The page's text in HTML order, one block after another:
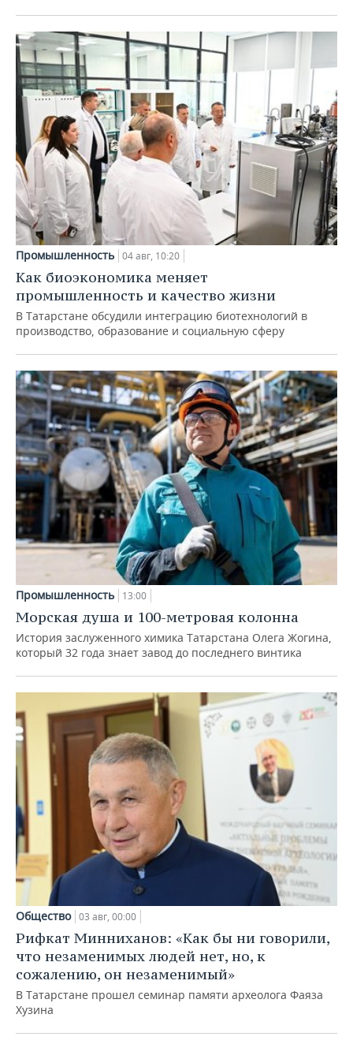
Промышленность 04 авг, 10:20
Как биоэкономика меняет
промышленность и качество жизни
В Татарстане обсудили интеграцию биотехнологий в
производство, образование и социальную сферу
Промышленность 13:00
Морская душа и 100-метровая колонна
История заслуженного химика Татарстана Олега Жогина,
который 32 года знает завод до последнего винтика
Общество 03 авг, 00:00
Рифкат Минниханов: «Как бы ни говорили,
что незаменимых людей нет, но, к
сожалению, он незаменимый»
В Татарстане прошел семинар памяти археолога Фаяза
Хузина